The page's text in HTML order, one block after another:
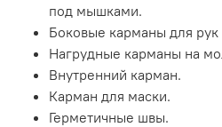
под мышками.
Боковые карманы для
Нагрудные карманы на
Внутренний карман.
Карман для маски.
Герметичные швы.